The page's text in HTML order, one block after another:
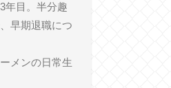
年目。半分趣
早期退職につ
メンの日常生